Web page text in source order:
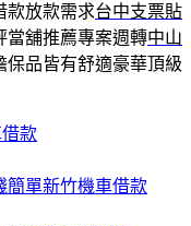
款放款需求台中支票貼
當舖推薦專案週轉中山
保品皆有舒適豪華頂級
款
簡單新竹機車借款